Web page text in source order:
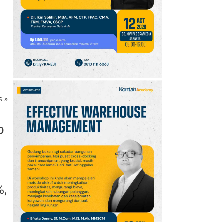
»
10 Promo JSM Superindo
7–9 Agustus 2026,
Minyak Goreng Rp37.900
hingga Buah Diskon 50%